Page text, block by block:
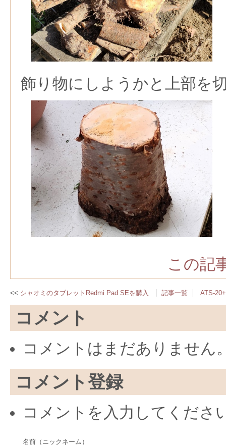
飾り物にしようかと上部を
この記
シャオミのタブレットRedmi Pad SEを購入 記事一覧 ATS-
コメント
コメントはまだありません
コメント登録
コメントを入力してくださ
名前（ニックネーム）